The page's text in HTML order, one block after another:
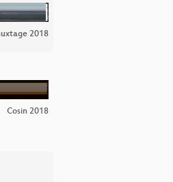
2018
Cosin 2018